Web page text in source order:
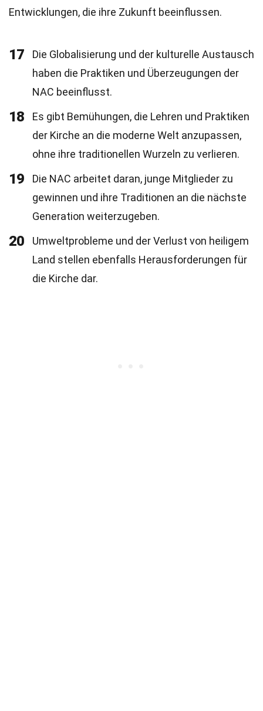
Entwicklungen, die ihre Zukunft beeinflussen.
17
Die Globalisierung und der kulturelle Austausch
haben die Praktiken und Überzeugungen der
NAC beeinflusst.
18
Es gibt Bemühungen, die Lehren und Praktiken
der Kirche an die moderne Welt anzupassen,
ohne ihre traditionellen Wurzeln zu verlieren.
19
Die NAC arbeitet daran, junge Mitglieder zu
gewinnen und ihre Traditionen an die nächste
Generation weiterzugeben.
20
Umweltprobleme und der Verlust von heiligem
Land stellen ebenfalls Herausforderungen für
die Kirche dar.